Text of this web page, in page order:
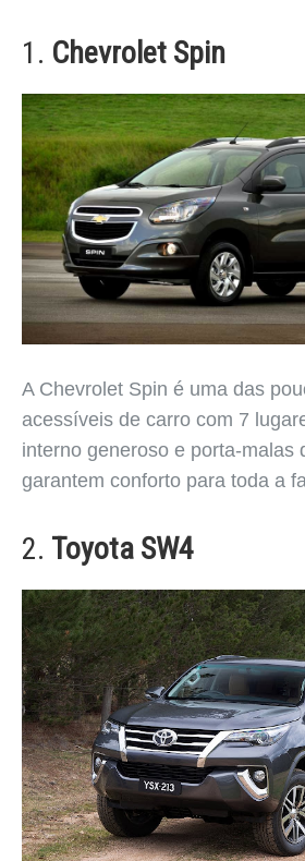
1. Chevrolet Spin
A Chevrolet Spin é uma das
acessíveis de carro com 7
interno generoso e porta-malas
garantem conforto para toda a
2. Toyota SW4